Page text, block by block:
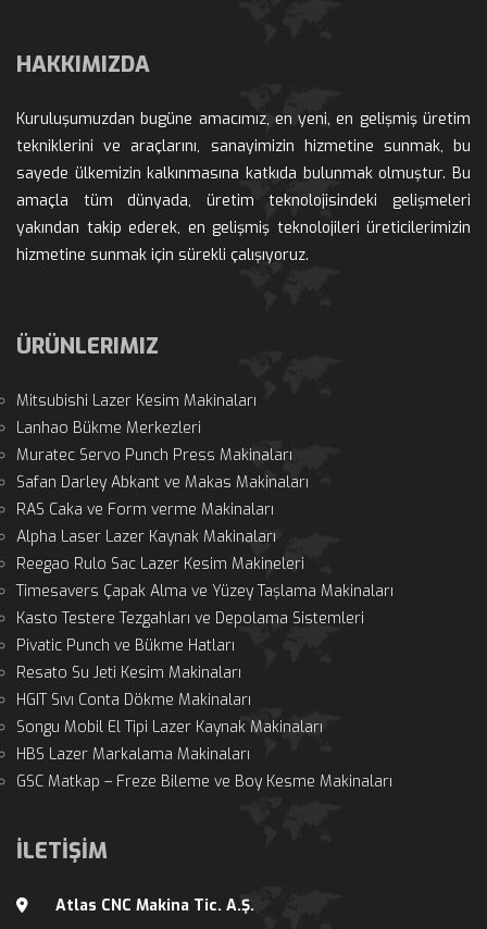
HAKKIMIZDA
Kuruluşumuzdan bugüne amacımız, en yeni, en gelişmiş üretim
tekniklerini ve araçlarını, sanayimizin hizmetine sunmak, bu
ayede ülkemizin kalkınmasına katkıda bulunmak olmuştur. Bu
amaçla tüm dünyada, üretim teknolojisindeki gelişmeleri
yakından takip ederek, en gelişmiş teknolojileri üreticilerimizin
hizmetine sunmak için sürekli çalışıyoruz.
ÜRÜNLERIMIZ
Mitsubishi Lazer Kesim Makinaları
Lanhao Bükme Merkezleri
Muratec Servo Punch Press Makinaları
Safan Darley Abkant ve Makas Makinaları
RAS Caka ve Form verme Makinaları
Alpha Laser Lazer Kaynak Makinaları
Reegao Rulo Sac Lazer Kesim Makineleri
Timesavers Çapak Alma ve Yüzey Taşlama Makinaları
Kasto Testere Tezgahları ve Depolama Sistemleri
Pivatic Punch ve Bükme Hatları
Resato Su Jeti Kesim Makinaları
HGIT Sıvı Conta Dökme Makinaları
Songu Mobil El Tipi Lazer Kaynak Makinaları
HBS Lazer Markalama Makinaları
GSC Matkap – Freze Bileme ve Boy Kesme Makinaları
İLETİŞİM
Atlas CNC Makina Tic. A.Ş.